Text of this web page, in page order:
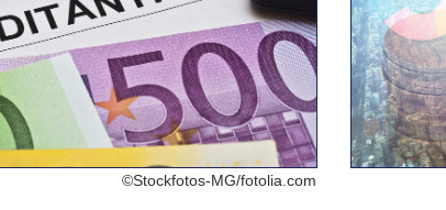
©Stockfotos-MG/fotolia.com